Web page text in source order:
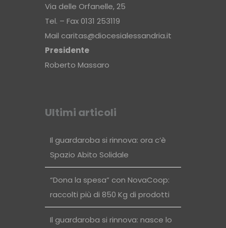
Via delle Orfanelle, 25
Tel. – Fax 0131 253119
Mail caritas@diocesialessandria.it
Presidente
Roberto Massaro
Ultimi articoli
Il guardaroba si rinnova: ora c’è
Spazio Abito Solidale
“Dona la spesa” con NovaCoop:
raccolti più di 850 Kg di prodotti
Il guardaroba si rinnova: nasce lo